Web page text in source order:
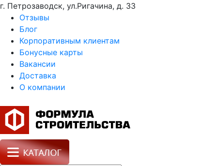
г. Петрозаводск, ул.Ригачина, д. 33
Отзывы
Блог
Корпоративным клиентам
Бонусные карты
Вакансии
Доставка
О компании